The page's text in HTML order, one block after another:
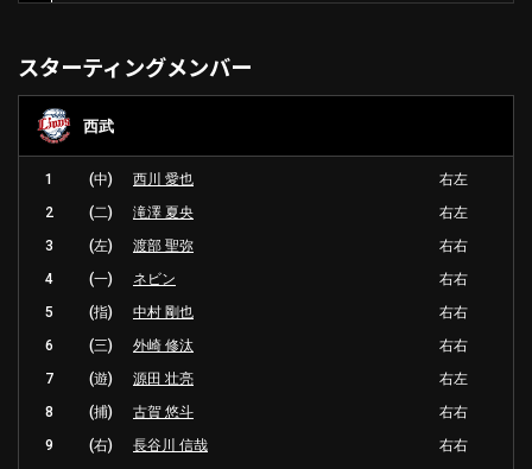
スターティングメンバー
西武
1 (中) 西川 愛也
右左
2
(二) 滝澤 夏央
右左
3
(左) 渡部 聖弥
右右
4
(一) ネビン
右右
5
(指) 中村 剛也
右右
6
(三) 外崎 修汰
右右
7
(遊) 源田 壮亮
右左
8
(捕) 古賀 悠斗
右右
9
(右) 長谷川 信哉
右右